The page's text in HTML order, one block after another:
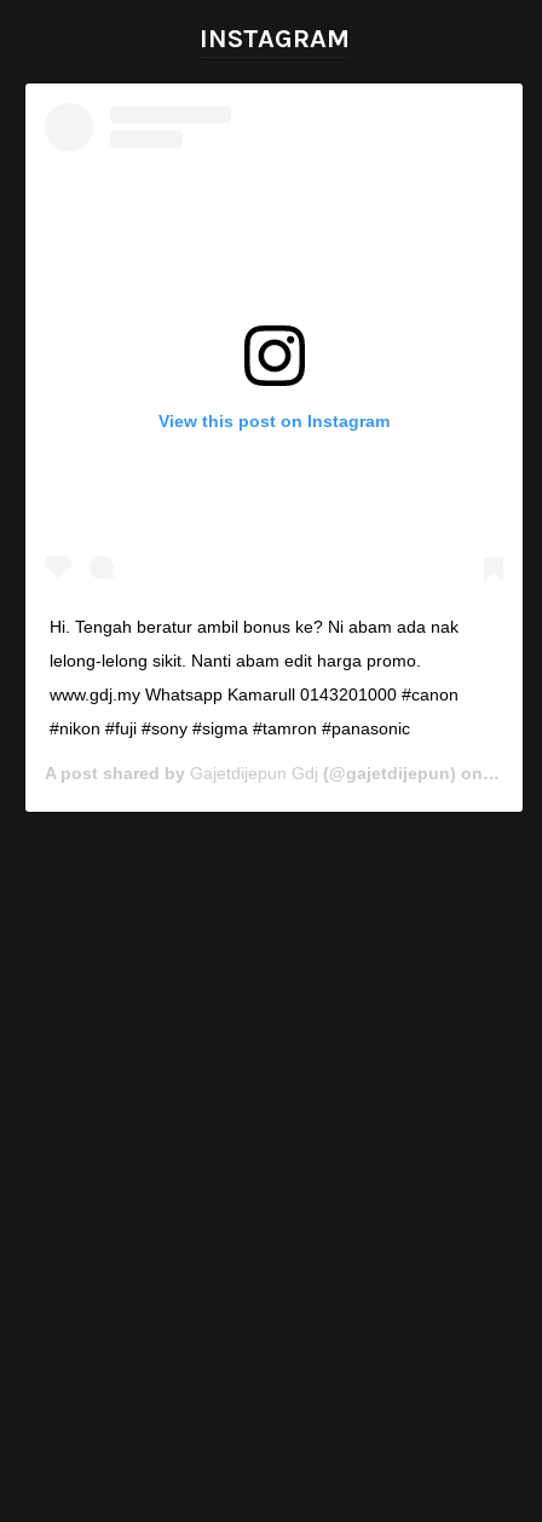
INSTAGRAM
View this post on Instagram
Hi. Tengah beratur ambil bonus ke? Ni abam ada nak
lelong-lelong sikit. Nanti abam edit harga promo.
www.gdj.my Whatsapp Kamarull 0143201000 #canon
#nikon #fuji #sony #sigma #tamron #panasonic
A post shared by Gajetdijepun Gdj (@gajetdijepun) on Jan 7,